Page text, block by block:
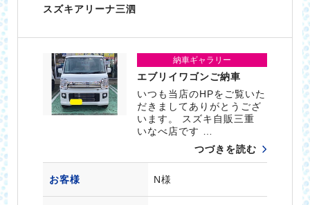
スズキアリーナ三泗
納車ギャラリー
エブリイワゴンご納車
いつも当店のHPをご覧いた
だきましてありがとうござ
います。 スズキ自販三重
いなべ店です …
つづきを読む
お客様 N様